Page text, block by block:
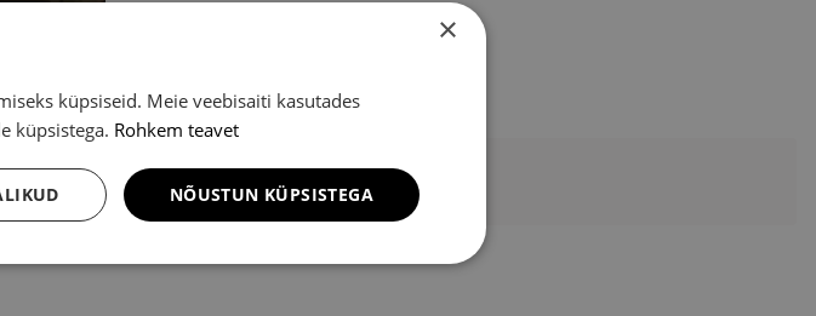
×
küpsiseid. Meie veebisaiti kasutades
küpsistega. Rohkem teavet
NÕUSTUN KÜPSISTEGA